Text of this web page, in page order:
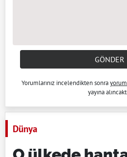
GÖNDER
Yorumlarınız incelendikten sonra
yayına
Dünya